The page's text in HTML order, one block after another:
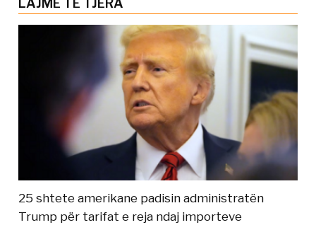
LAJME TË TJERA
25 shtete amerikane padisin administratën
Trump për tarifat e reja ndaj importeve